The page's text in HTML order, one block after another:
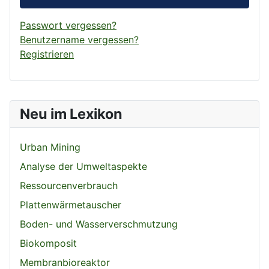
Neu im Lexikon
Urban Mining
Analyse der Umweltaspekte
Ressourcenverbrauch
Plattenwärmetauscher
Boden- und Wasserverschmutzung
Biokomposit
Membranbioreaktor
Passwort vergessen?
Benutzername vergessen?
Registrieren